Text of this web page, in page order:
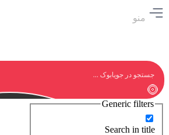
منو
Generic filters
Search in title